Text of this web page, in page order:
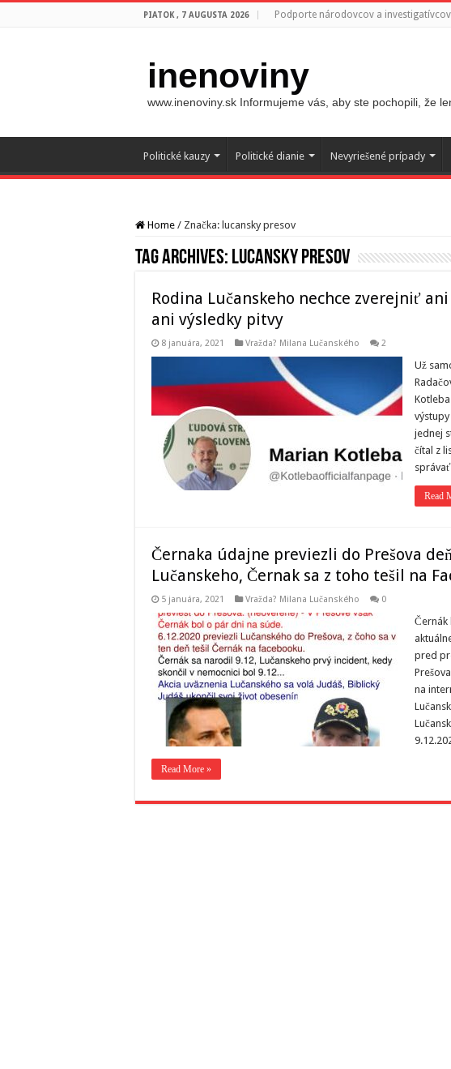
PIATOK , 7 AUGUSTA 2026 Podporte národovcov a investigatívcov
inenoviny
www.inenoviny.sk Informujeme vás, aby ste pochopili, že
Politické kauzy Politické dianie Nevyriešené prípady
Home / Značka: lucansky presov
Tag Archives: lucansky presov
Rodina Lučanskeho nechce zverejniť
ani výsledky pitvy
8 januára, 2021 Vražda? Milana Lučanského 2
Už
jednej
čítal z
Read
Černaka údajne previezli do Prešova
Lučanskeho, Černak sa z toho tešil na
5 januára, 2021 Vražda? Milana Lučanského 0
Černák
pred
na
Read More »